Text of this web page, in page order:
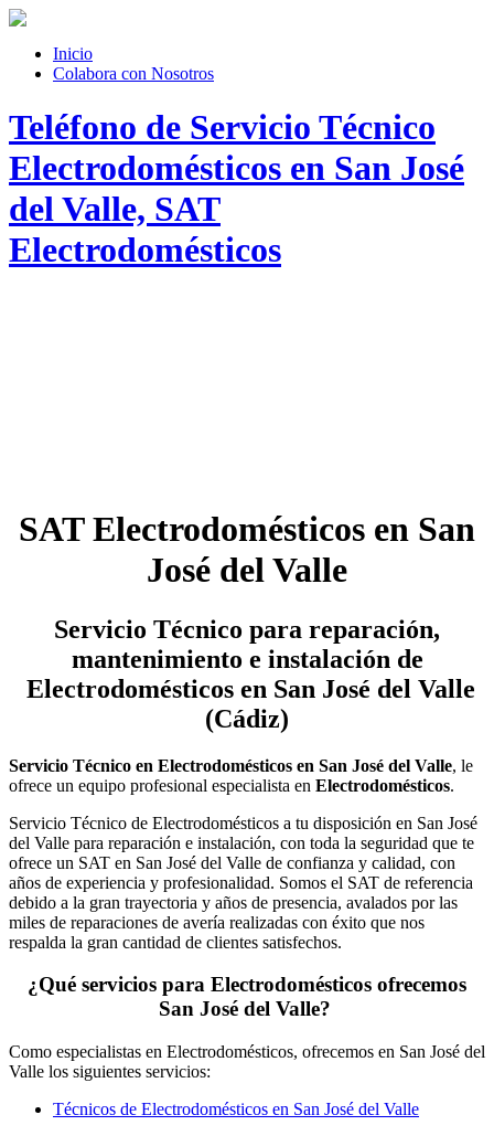
Inicio
Colabora con Nosotros
Teléfono de Servicio Técnico
Electrodomésticos en San José
del Valle, SAT
Electrodomésticos
SAT Electrodomésticos en San
José del Valle
Servicio Técnico para reparación,
mantenimiento e instalación de
Electrodomésticos en San José del Valle
(Cádiz)
Servicio Técnico en Electrodomésticos en San José del Valle, le
ofrece un equipo profesional especialista en Electrodomésticos.
Servicio Técnico de Electrodomésticos a tu disposición en San José
del Valle para reparación e instalación, con toda la seguridad que te
ofrece un SAT en San José del Valle de confianza y calidad, con
años de experiencia y profesionalidad. Somos el SAT de referencia
debido a la gran trayectoria y años de presencia, avalados por las
miles de reparaciones de avería realizadas con éxito que nos
respalda la gran cantidad de clientes satisfechos.
¿Qué servicios para Electrodomésticos ofrecemos
San José del Valle?
Como especialistas en Electrodomésticos, ofrecemos en San José del
Valle los siguientes servicios:
Técnicos de Electrodomésticos en San José del Valle